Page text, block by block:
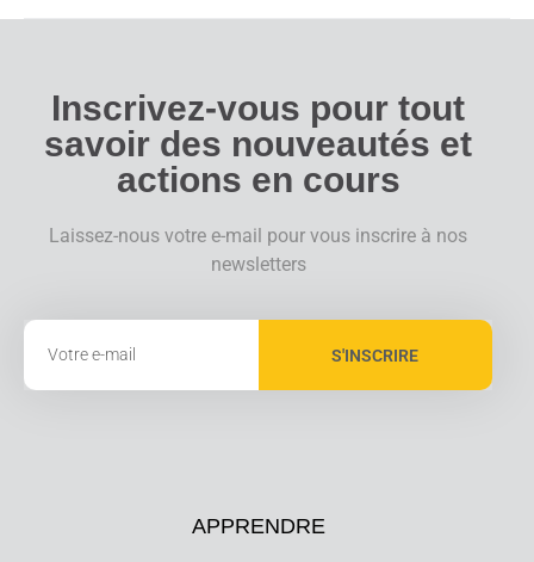
Inscrivez-vous pour tout
savoir des nouveautés et
actions en cours
Laissez-nous votre e-mail pour vous inscrire à nos
newsletters
S'INSCRIRE
APPRENDRE